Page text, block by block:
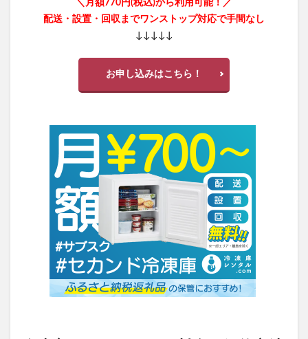
＼月額770円(税込)から利用可能！／
配送・設置・回収までワンストップ対応で手間なし
↓↓↓↓↓
お申し込みはこちら！